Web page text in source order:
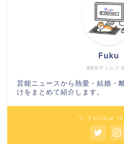
WEBディレク
Fuku
芸能ニュースから熱愛・結婚・
けをまとめて紹介します。
＼ Follow